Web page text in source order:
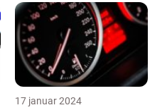
17 januar 2024